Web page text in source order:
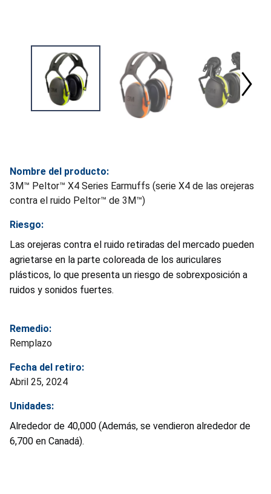
Nombre del producto:
3M™ Peltor™ X4 Series Earmuffs (serie X4 de las orejeras
contra el ruido Peltor™ de 3M™)
Riesgo:
Las orejeras contra el ruido retiradas del mercado pueden
agrietarse en la parte coloreada de los auriculares
plásticos, lo que presenta un riesgo de sobrexposición a
ruidos y sonidos fuertes.
Remedio:
Remplazo
Fecha del retiro:
Abril 25, 2024
Unidades:
Alrededor de 40,000 (Además, se vendieron alrededor de
6,700 en Canadá).